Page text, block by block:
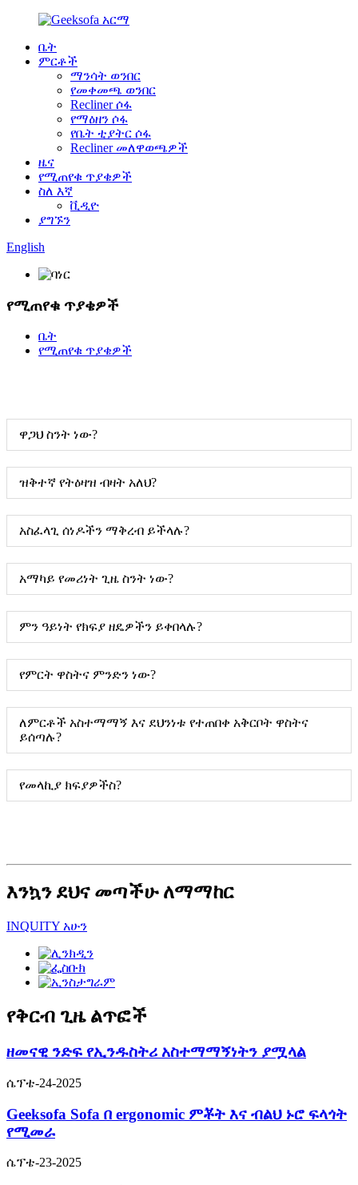
ቤት
ምርቶች
ማንሳት ወንበር
የመቀመጫ ወንበር
Recliner ሶፋ
የማዕዘን ሶፋ
የቤት ቲያትር ሶፋ
Recliner መለዋወጫዎች
ዜና
የሚጠየቁ ጥያቄዎች
ስለ እኛ
ቪዲዮ
ያግኙን
English
የሚጠየቁ ጥያቄዎች
ቤት
የሚጠየቁ ጥያቄዎች
ዋጋህ ስንት ነው?
ዝቅተኛ የትዕዛዝ ብዛት አለህ?
አስፈላጊ ሰነዶችን ማቅረብ ይችላሉ?
አማካይ የመሪነት ጊዜ ስንት ነው?
ምን ዓይነት የክፍያ ዘዴዎችን ይቀበላሉ?
የምርት ዋስትና ምንድን ነው?
ለምርቶች አስተማማኝ እና ደህንነቱ የተጠበቀ አቅርቦት ዋስትና
ይሰጣሉ?
የመላኪያ ክፍያዎችስ?
እንኳን ደህና መጣችሁ ለማማከር
INQUITY አሁን
የቅርብ ጊዜ ልጥፎች
ዘመናዊ ንድፍ የኢንዱስትሪ አስተማማኝነትን ያሟላል
ሴፕቴ-24-2025
Geeksofa Sofa በ ergonomic ምቾት እና ብልህ ኑሮ ፍላጎት
የሚመራ
ሴፕቴ-23-2025